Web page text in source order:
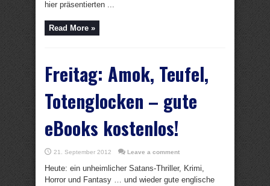
hier präsentierten ...
Read More »
Freitag: Amok, Teufel,
Totenglocken – gute
eBooks kostenlos!
21. September 2012 Leave a comment
Heute: ein unheimlicher Satans-Thriller, Krimi,
Horror und Fantasy … und wieder gute englische